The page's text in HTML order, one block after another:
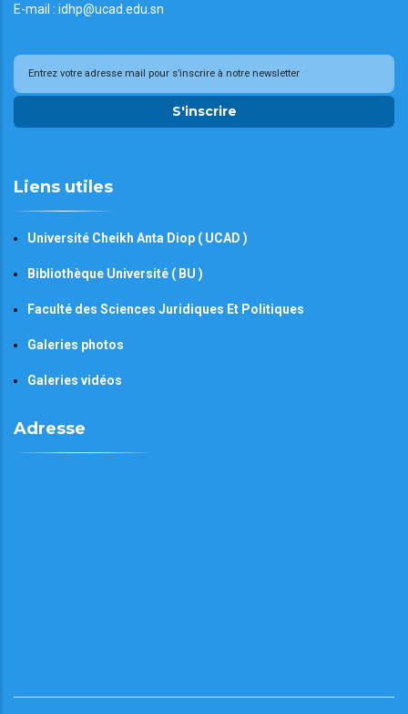
E-mail : idhp@ucad.edu.sn
S'inscrire
Liens utiles
Université Cheikh Anta Diop ( UCAD )
Bibliothèque Université ( BU )
Faculté des Sciences Juridiques Et Politiques
Galeries photos
Galeries vidéos
Adresse